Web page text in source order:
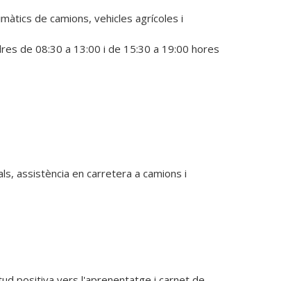
de camions, vehicles agrícoles i
de 08:30 a 13:00 i de 15:30 a 19:00 hores
assistència en carretera a camions i